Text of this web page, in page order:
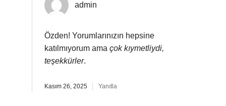
admin
Özden! Yorumlarınızın hepsine
katılmıyorum ama çok kıymetliydi,
teşekkürler.
Kasım 26, 2025 Yanıtla